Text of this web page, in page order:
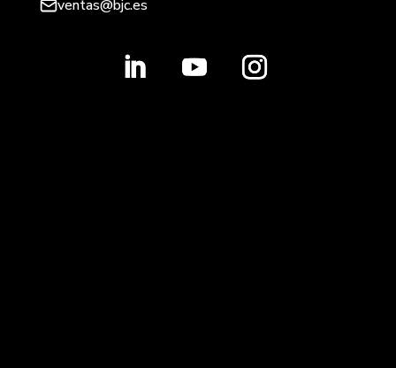
ventas@bjc.es